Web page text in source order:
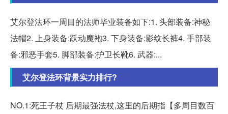
艾尔登法环一周目的法师毕业装备如下:1. 头部装备:神秘
法帽2. 上身装备:跃动魔袍3. 下身装备:影纹长裤4. 手部装
备:邪恶手套5. 脚部装备:护卫长靴6. 武器:...
艾尔登法环背景实力排行?
NO.1:死王子杖 后期最强法杖,这里的后期指【多周目数百